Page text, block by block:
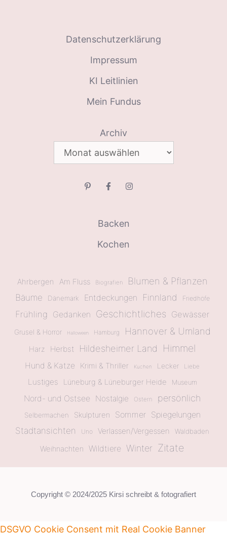
Datenschutzerklärung
Impressum
KI Leitlinien
Mein Fundus
Archiv
Backen
Kochen
Ahrbergen Am Fluss Biografien Blumen & Pflanzen
Bäume Dänemark Entdeckungen Finnland Friedhöfe
Frühling Gedanken Geschichtliches Gewässer
Grusel & Horror Halloween Hamburg Hannover & Umland
Harz Herbst Hildesheimer Land Himmel
Hund & Katze Krimi & Thriller Kuchen Lecker Liebe
Lustiges Lüneburg & Lüneburger Heide Museum
Nord- und Ostsee Nostalgie Ostern persönlich
Selbermachen Skulpturen Sommer Spiegelungen
Stadtansichten Uno Verlassen/Vergessen Waldbaden
Weihnachten Wildtiere Winter Zitate
Copyright © 2024/2025 Kirsi schreibt & fotografiert
DSGVO Cookie Consent mit Real Cookie Banner